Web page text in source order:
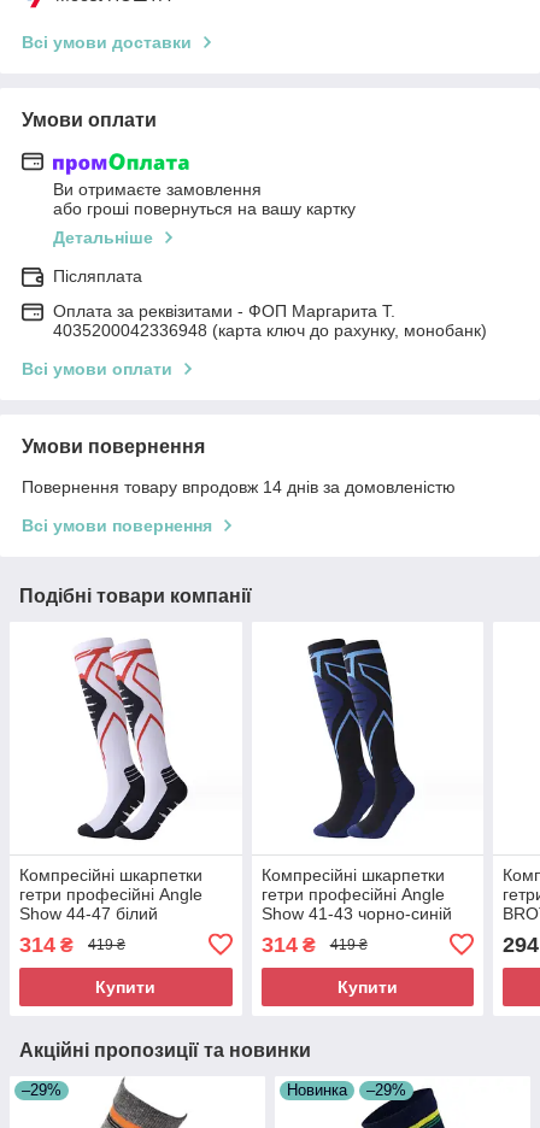
Всі умови доставки
Умови оплати
Ви отримаєте замовлення
або гроші повернуться на вашу картку
Детальніше
Післяплата
Оплата за реквізитами - ФОП Маргарита Т.
4035200042336948 (карта ключ до рахунку, монобанк)
Всі умови оплати
Умови повернення
Повернення товару впродовж 14 днів за домовленістю
Всі умови повернення
Подібні товари компанії
Компресійні шкарпетки
гетри професійні Angle
Show 44-47 білий
314 ₴ 419 ₴
Купити
Компресійні шкарпетки
гетри професійні Angle
Show 41-43 чорно-синій
314₴ 419 ₴
Купити
294
Акційні пропозиції та новинки
–29% Новинка –29%